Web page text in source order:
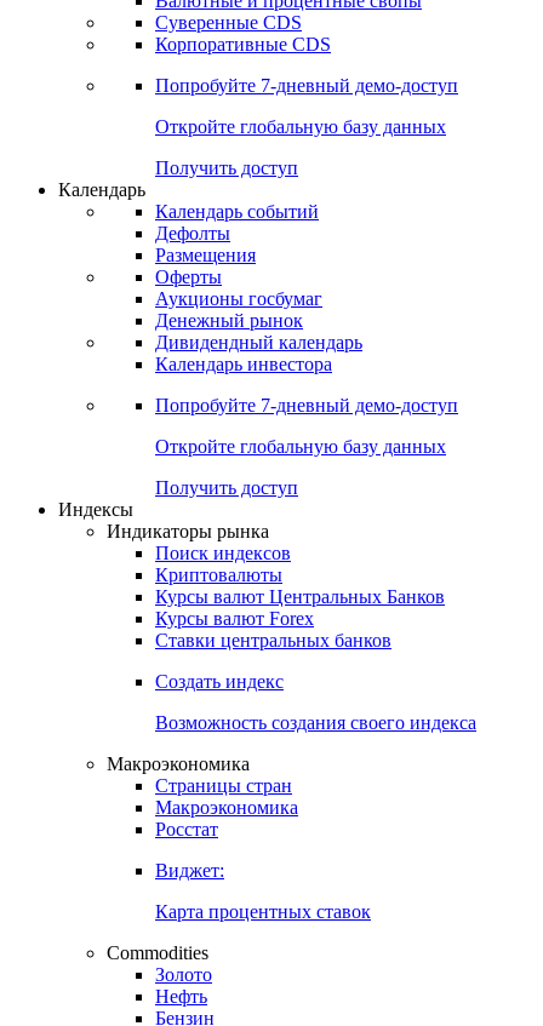
Получить доступ
Деривативы
Валютные и процентные свопы
Корпоративные CDS
Попробуйте7-дневный
Откройте глобальную базу данных
Получить доступ
Календарь
Календарь событий
Дефолты
Размещения
Оферты
Денежный рынок
Календарь инвестора
Попробуйте7-дневный
Откройте глобальную базу данных
Получить доступ
Индикаторы рынка
Поиск индексов
Курсы валют Центральных Банков
Ставки центральных банков
Создать индекс
Возможность создания своего индекса
Страницы стран
Росстат
Виджет:
Карта процентных ставок